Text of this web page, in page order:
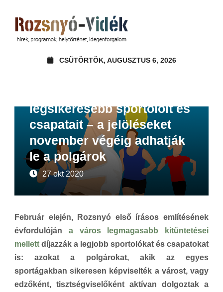
CSÜTÖRTÖK, AUGUSZTUS 6, 2026
legsikeresebb sportolóit és
csapatait – a jelöléseket
november végéig adhatják
le a polgárok
27 okt 2020
Február elején, Rozsnyó első írásos említésének
évfordulóján a város legmagasabb kitüntetései
mellett díjazzák a legjobb sportolókat és csapatokat
is: azokat a polgárokat, akik az egyes
sportágakban sikeresen képviselték a várost, vagy
edzőként, tisztségviselőként aktívan dolgoztak a